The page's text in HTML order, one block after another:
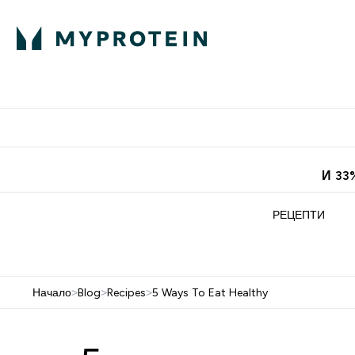
И
РЕЦЕПТИ
Начало>Blog>Recipes>5 Ways To Eat Healthy